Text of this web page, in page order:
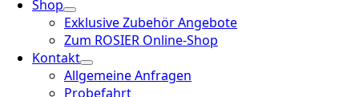
Shop
Exklusive Zubehör Angebote
Zum ROSIER Online-Shop
Kontakt
Allgemeine Anfragen
Probefahrt